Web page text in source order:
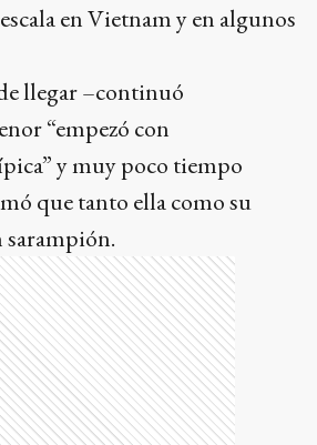
en Vietnam y en algunos
llegar –continuó
“empezó con
y muy poco tiempo
que tanto ella como su